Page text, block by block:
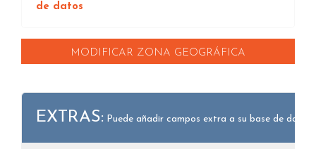
de datos
MODIFICAR ZONA GEOGRÁFICA
EXTRAS: Puede añadir campos extra a su base de datos.